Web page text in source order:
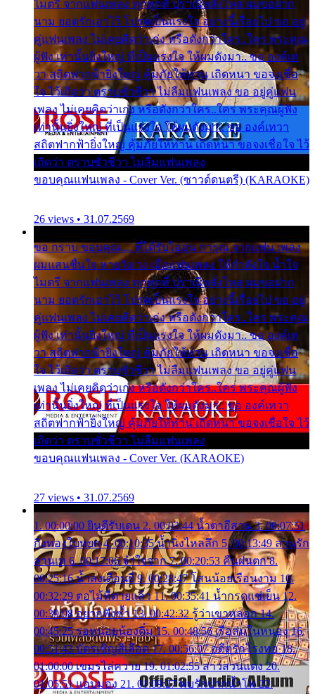
ไมตรี จากแฟนเพลง ทุกทุกที่ ปราณีหลั่งไหล ผมขอฝาก
นาม ยอดรักเอาไว้ โปรดเป็นแรงใจ อย่างนี้เรื่อยไป ขอ อยู่
คู่แฟนเพลง ไม่เคยคิดว่าเก่ง หรือดังกว่าใคร..ใคร พระคุณ
ผู้ฟัง เท่านั้นยิ่งใหญ่ ที่เป็นแรงใจ ให้ผมดังมา.. ขอ องค์เท
วา สถิตฟากฟ้ายิ่งใหญ่ คุ้มภัยให้ท่าน เถิดหนา ขอจงเชื่อ
ใจ ไว้เถิดว่า ตราบชั่วชีวา ไม่ลืมแฟนเพลง ขอ อยู่คู่แฟน
เพลง ไม่เคยคิดว่าเก่ง หรือดังกว่าใคร..ใคร พระคุณผู้ฟัง
เท่านั้นยิ่งใหญ่ ที่เป็นแรงใจ ให้ผมดังมา.. ขอ องค์เทวา
สถิตฟากฟ้ายิ่งใหญ่ คุ้มภัยให้ท่าน เถิดหนา ขอจงเชื่อใจ ไว้
เถิดว่า ตราบชั่วชีวา ไม่ลืมแฟนเพลง
ขอบคุณแฟนเพลง - Cover Ver. (ซาวด์ดนตรี) (KARAOKE)
26 views • 31.07.2569
ขอ กราบ ขอบคุณ.... ที่ได้รับไออุ่น การุณ จากแฟน เพลง
ผมแสนชื่นใจ หายวังเวง เมื่อแฟนเพลง ให้กำลังใจ น้ำใจ
ไมตรี จากแฟนเพลง ทุกทุกที่ ปราณีหลั่งไหล ผมขอฝาก
นาม ยอดรักเอาไว้ โปรดเป็นแรงใจ อย่างนี้เรื่อยไป ขอ อยู่
คู่แฟนเพลง ไม่เคยคิดว่าเก่ง หรือดังกว่าใคร..ใคร พระคุณ
ผู้ฟัง เท่านั้นยิ่งใหญ่ ที่เป็นแรงใจ ให้ผมดังมา.. ขอ องค์เท
วา สถิตฟากฟ้ายิ่งใหญ่ คุ้มภัยให้ท่าน เถิดหนา ขอจงเชื่อ
ใจ ไว้เถิดว่า ตราบชั่วชีวา ไม่ลืมแฟนเพลง ขอ อยู่คู่แฟน
เพลง ไม่เคยคิดว่าเก่ง หรือดังกว่าใคร..ใคร พระคุณผู้ฟัง
เท่านั้นยิ่งใหญ่ ที่เป็นแรงใจ ให้ผมดังมา.. ขอ องค์เทวา
สถิตฟากฟ้ายิ่งใหญ่ คุ้มภัยให้ท่าน เถิดหนา ขอจงเชื่อใจ ไว้
เถิดว่า ตราบชั่วชีวา ไม่ลืมแฟนเพลง
ขอบคุณแฟนเพลง - Cover Ver. (KARAOKE)
27 views • 31.07.2569
1. 00:00:00 ยินดีรับเดน 2. 00:03:44 น้ำตาอีสาน 3. 00:07:51
กิ่งทองใบหยก 4. 00:10:35 น้ำนิ่งไหลลึก 5. 00:13:49 ลานรัก
ลานเท 6. 00:17:06 จำใจจาก 7. 00:20:53 คืนฝนตก 8.
00:25:16 น้ำลงเดือนยี่ 9. 00:28:47 โสนน้อยเรือนงาม 10.
00:32:29 ตอไม้ที่ตายแล้ว 11. 00:35:41 น้ำกรดแช่เย็น 12.
00:39:08 อยากฟังซ้ำ 13. 00:42:32 รู้ว่าเขาหลอก 14.
00:45:25 รอหน่อยน้องติ๋ม 15. 00:48:56 เรือล่มในหนอง 16.
00:51:43 บัตรเชิญสีเลือด 17. 00:56:07 อดีตรักโรงทอ 18.
01:00:00 เขมรไล่ควาย 19. 01:02:55 สาวสวนแตง 20.
01:05:51 แอบมอง 21. 01:09:27 พบรักปากน้ำโพ 22.